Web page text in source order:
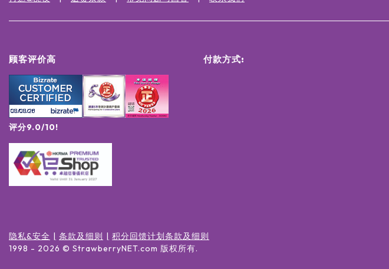
顾客评价高
评分9.0/10!
付款方式:
隐私&安全 条款及细则
积分回馈计划条款及细则
1998 - 2026 © StrawberryNET.com 版权所有.